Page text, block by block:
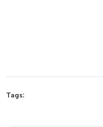
Tags: